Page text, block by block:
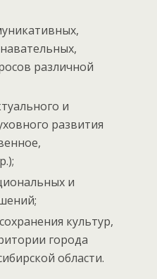
различной
и
развития
и
культур,
города
области.